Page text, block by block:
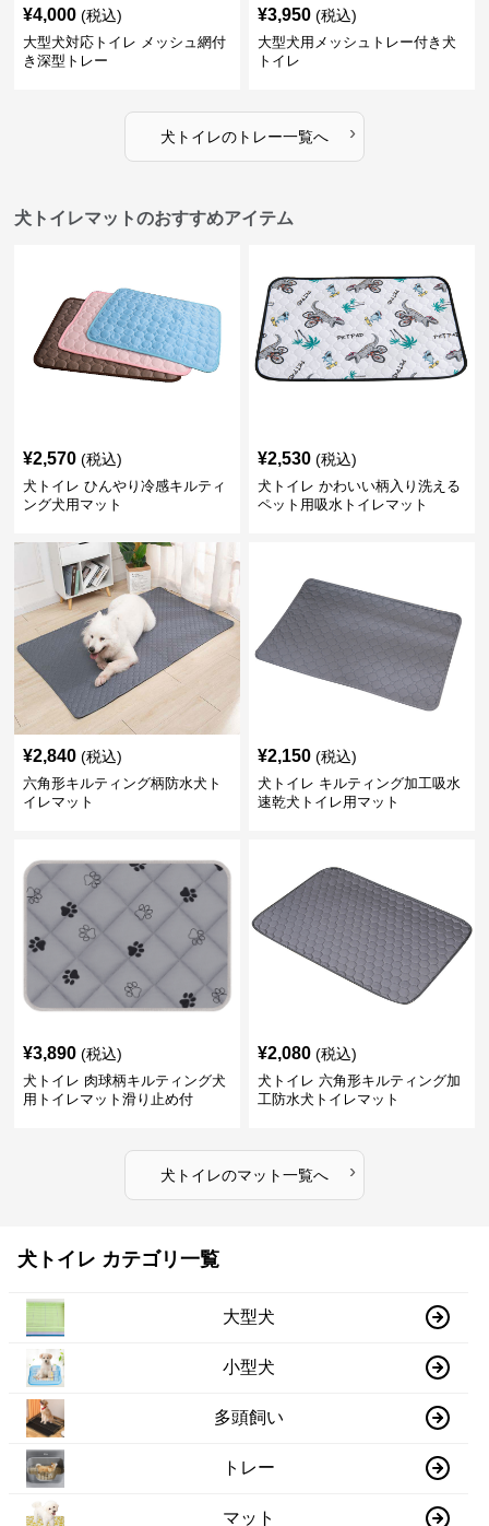
¥4,000 (税込)
大型犬対応トイレ メッシュ網付
き深型トレー
¥3,950 (税込)
大型犬用メッシュトレー付き犬
トイレ
犬トイレのトレー一覧へ ›
犬トイレマットのおすすめアイテム
¥2,570 (税込)
犬トイレ ひんやり冷感キルティ
ング犬用マット
¥2,530 (税込)
犬トイレ かわいい柄入り洗える
ペット用吸水トイレマット
¥2,840 (税込)
六角形キルティング柄防水犬ト
イレマット
¥2,150 (税込)
犬トイレ キルティング加工吸水
速乾犬トイレ用マット
¥3,890 (税込)
犬トイレ 肉球柄キルティング犬
用トイレマット滑り止め付
¥2,080 (税込)
犬トイレ 六角形キルティング加
工防水犬トイレマット
犬トイレのマット一覧へ ›
犬トイレ カテゴリ一覧
大型犬
小型犬
多頭飼い
トレー
マット